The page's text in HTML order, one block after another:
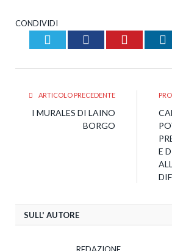
CONDIVIDI
Twitter Facebook Pinterest
ARTICOLO PRECEDENTE
I MURALES DI LAINO
BORGO
E
SULL' AUTORE